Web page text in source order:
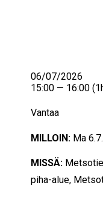
MILLOIN: Ma
MISSÄ:
piha-alue,
06/07/2026
15:00 — 16:00
Vantaa